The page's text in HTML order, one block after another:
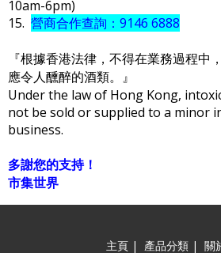
10am-6pm)
15. 營商合作查詢：9146 6888
『根據香港法律，不得在業務過程中
應令人醺醉的酒類。』
Under the law of Hong Kong,
not be sold or supplied to a minor
business.
多謝您的支持！
市集世界
主頁 | 產品分類 | 關